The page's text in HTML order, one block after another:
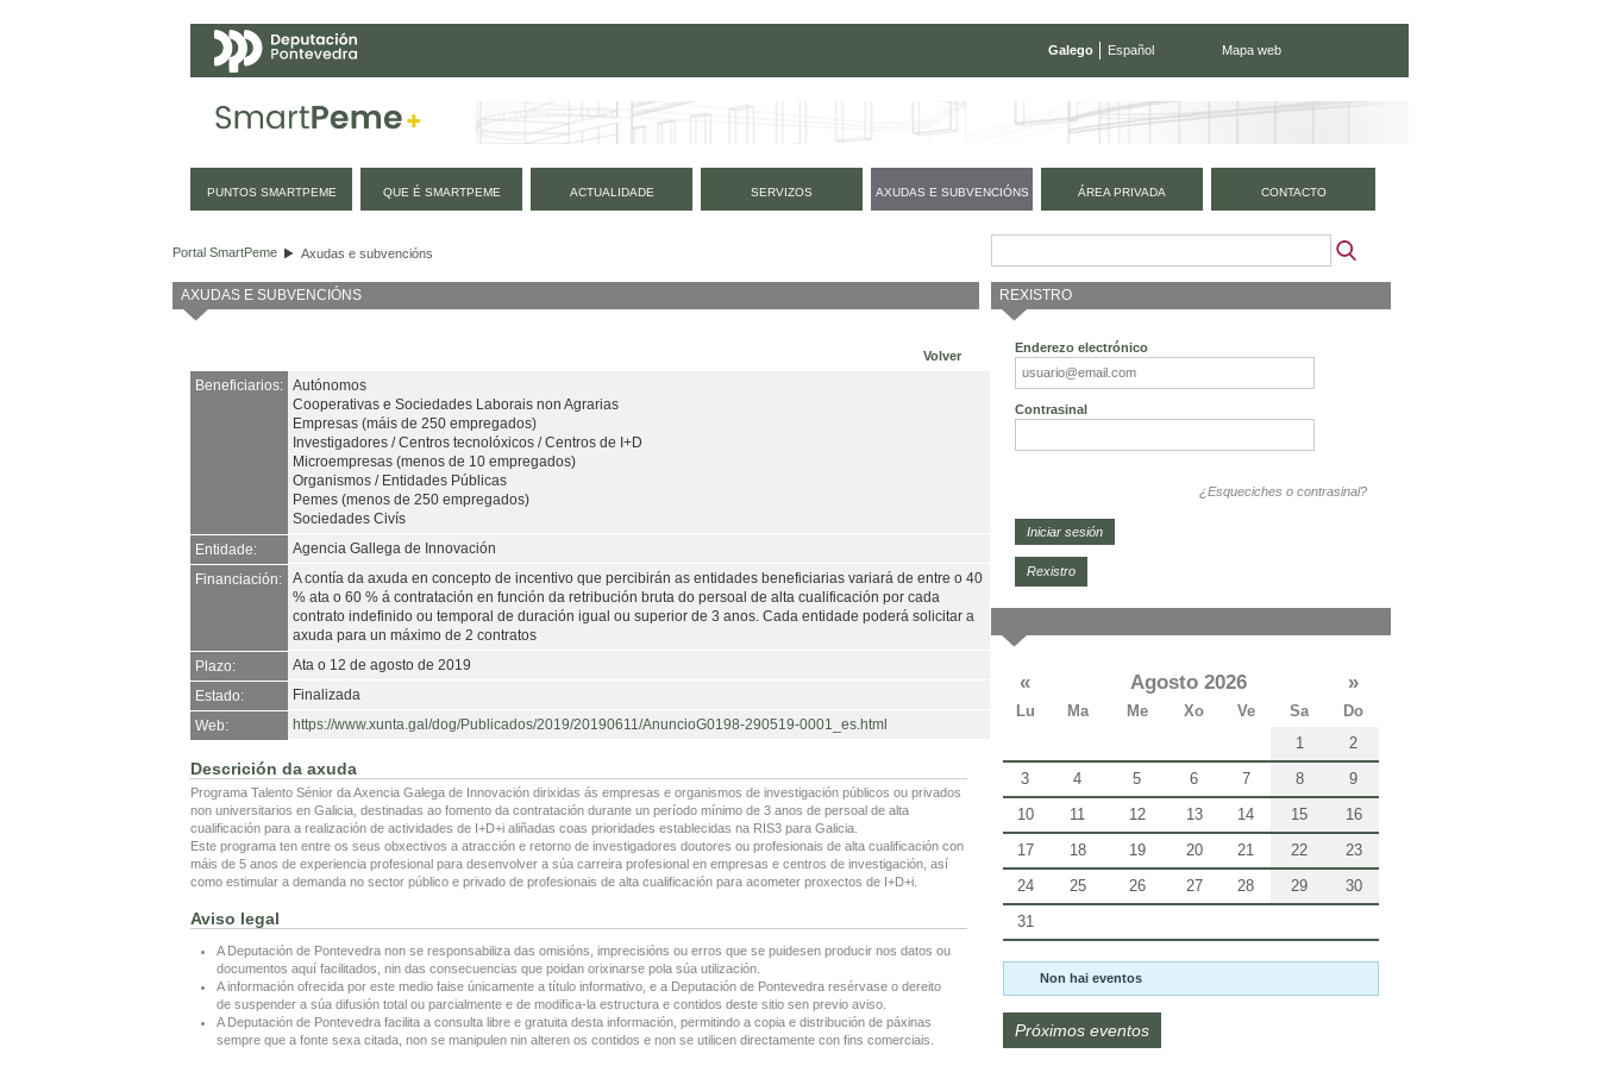
Galego Español Mapa web
PUNTOS SMARTPEME QUE É SMARTPEME ACTUALIDADE SERVIZOS AXUDAS E SUBVENCIÓNS ÁREA PRIVADA CONTACTO
Portal SmartPeme Axudas e subvencións
AXUDAS E SUBVENCIÓNS
Volver
Beneficiarios: Autónomos
Cooperativas e Sociedades Laborais non Agrarias
Empresas (máis de 250 empregados)
Investigadores / Centros tecnolóxicos / Centros de I+D
Microempresas (menos de 10 empregados)
Organismos / Entidades Públicas
Pemes (menos de 250 empregados)
Sociedades Civís
Entidade:
Agencia Gallega de Innovación
Financiación:
A contía da axuda en concepto de incentivo que percibirán as entidades beneficiarias variará de entre o 40
% ata o 60 % á contratación en función da retribución bruta do persoal de alta cualificación por cada
contrato indefinido ou temporal de duración igual ou superior de 3 anos. Cada entidade poderá solicitar a
axuda para un máximo de 2 contratos
Plazo:
Ata o 12 de agosto de 2019
Estado:
Finalizada
Web:
https://www.xunta.gal/dog/Publicados/2019/20190611/AnuncioG0198-290519-0001_es.html
Descrición da axuda
Programa Talento Sénior da Axencia Galega de Innovación dirixidas ás empresas e organismos de investigación públicos ou privados
non universitarios en Galicia, destinadas ao fomento da contratación durante un período mínimo de 3 anos de persoal de alta
cualificación para a realización de actividades de I+D+i aliñadas coas prioridades establecidas na RIS3 para Galicia.
Este programa ten entre os seus obxectivos a atracción e retorno de investigadores doutores ou profesionais de alta cualificación con
máis de 5 anos de experiencia profesional para desenvolver a súa carreira profesional en empresas e centros de investigación, así
como estimular a demanda no sector público e privado de profesionais de alta cualificación para acometer proxectos de I+D+i.
Aviso legal
A Deputación de Pontevedra non se responsabiliza das omisións, imprecisións ou erros que se puidesen producir nos datos ou
documentos aquí facilitados, nin das consecuencias que poidan orixinarse pola súa utilización.
A información ofrecida por este medio faise únicamente a título informativo, e a Deputación de Pontevedra resérvase o dereito
de suspender a súa difusión total ou parcialmente e de modifica-la estructura e contidos deste sitio sen previo aviso.
A Deputación de Pontevedra facilita a consulta libre e gratuita desta información, permitindo a copia e distribución de páxinas
sempre que a fonte sexa citada, non se manipulen nin alteren os contidos e non se utilicen directamente con fins comerciais.
REXISTRO
Enderezo electrónico
Contrasinal
¿Esqueciches o contrasinal?
Rexistro
« Agosto 2026 »
Lu Ma Me Xo Ve Sa
Do
1
2
3
4 5 6 7 8
9
10
11 12 13 14 15
16
17
18 19 20 21 22
23
24
25 26 27 28 29
30
31
Non hai eventos
Próximos eventos